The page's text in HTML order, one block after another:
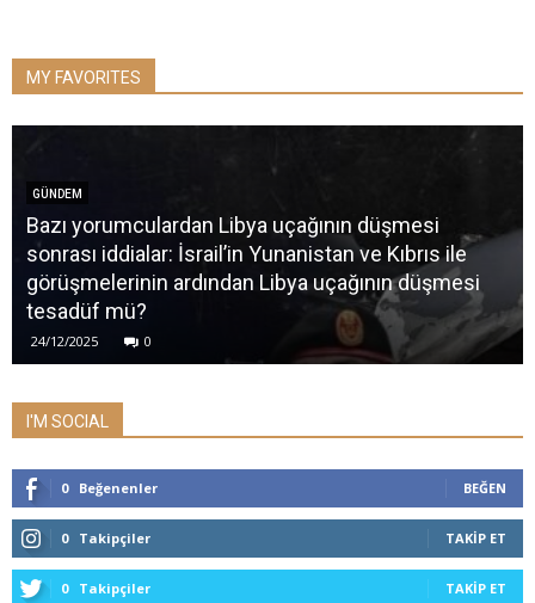
MY FAVORITES
GÜNDEM
Bazı yorumculardan Libya uçağının düşmesi
sonrası iddialar: İsrail’in Yunanistan ve Kıbrıs ile
görüşmelerinin ardından Libya uçağının düşmesi
tesadüf mü?
24/12/2025 0
I'M SOCIAL
0 Beğenenler BEĞEN
0 Takipçiler TAKIP ET
0 Takipçiler TAKIP ET